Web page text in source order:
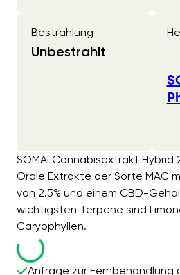
Bestrahlung
Unbestrahlt
SOMAI Cannabisextrakt Hybrid
Orale Extrakte der Sorte MAC
von 2.5% und einem CBD-
wichtigsten Terpene sind
Caryophyllen.
Anfrage zur Fernbehandlung